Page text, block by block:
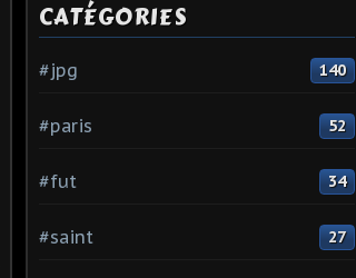
CATÉGORIES
#jpg 140
#paris 52
#fut 34
#saint 27